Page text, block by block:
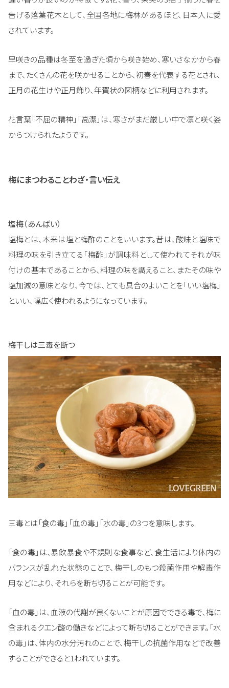
告げる落葉花木として、全国各地に梅林があるほど、日本人に愛
されています。
早咲きの品種は冬至を過ぎた頃から咲き始め、寒いさなかから春
まで、たくさんの花を咲かせることから、初春を代表する花とされ、
正月の花生けや正月飾り、年賀状の図柄などに利用されます。
花言葉「不屈の精神」「高潔」は、寒さがまだ厳しい中で凛と咲く姿
からつけられたようです。
梅にまつわることわざ・言い伝え
塩梅（あんばい）
塩梅とは、本来は塩と梅酢のことをいいます。昔は、酸味と塩味で
料理の味を引き立てる「梅酢」が調味料として使われてそれが味
付けの基本であることから、料理の味を調えること、またその味や
塩加減の意味となり、今では、とても具合のよいことを「いい塩梅」
といい、幅広く使われるようになっています。
梅干しは三毒を断つ
三毒とは「食の毒」「血の毒」「水の毒」の3つを意味します。
「食の毒」は、暴飲暴食や不規則な食事など、食生活により体内の
バランスが乱れた状態のことで、梅干しのもつ殺菌作用や解毒作
用などにより、それらを断ち切ることが可能です。
「血の毒」は、血液の代謝が良くないことが原因でできる毒で、梅に
含まれるクエン酸の働きなどによって断ち切ることができます。「水
の毒」は、体内の水分汚れのことで、梅干しの抗菌作用などで改善
することができると1われています。